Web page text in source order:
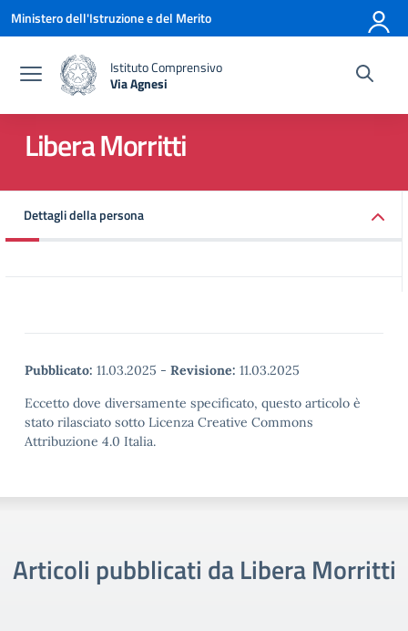
Vai ai contenuti
Vai al menu di navigazione
Vai al footer
Ministero dell'Istruzione e del Merito
Istituto Comprensivo
Via Agnesi
— Visita la pagina iniziale della scuola
Libera Morritti
Dettagli della persona
Pubblicato: 11.03.2025 - Revisione: 11.03.2025
Eccetto dove diversamente specificato, questo articolo è
stato rilasciato sotto Licenza Creative Commons
Attribuzione 4.0 Italia.
Articoli pubblicati da Libera Morritti